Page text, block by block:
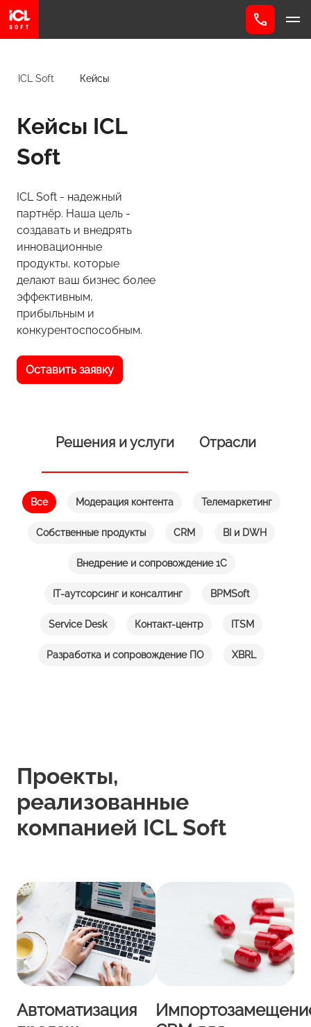
ICL Soft Кейсы
Кейсы ICL
Soft
ICL Soft - надежный
партнёр. Наша цель -
создавать и внедрять
инновационные
продукты, которые
делают ваш бизнес более
эффективным,
прибыльным и
конкурентоспособным.
Оставить заявку
Решения и услуги Отрасли
Все Модерация контента Телемаркетинг
Собственные продукты CRM BI и DWH
Внедрение и сопровождение 1С
IT-аутсорсинг и консалтинг BPMSoft
Service Desk Контакт-центр ITSM
Разработка и сопровождение ПО XBRL
Проекты,
реализованные
компанией ICL Soft
Автоматизация